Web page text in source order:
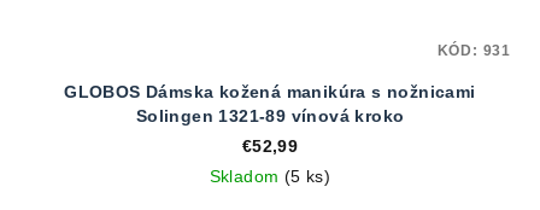
GLOBOS Dámska kožená manikúra s nožnicami
Solingen 1321-89 vínová kroko
€52,99
Skladom (5 ks)
KÓD: 931